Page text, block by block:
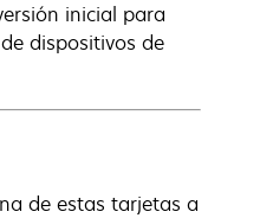
inicial para
dispositivos de
de estas tarjetas a